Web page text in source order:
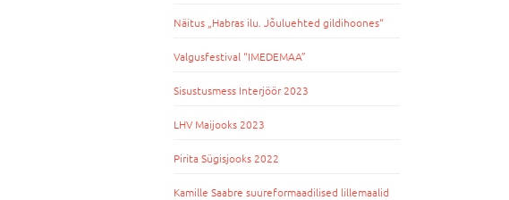
Näitus „Habras ilu. Jõuluehted gildihoones“
Valgusfestival “IMEDEMAA”
Sisustusmess Interjöör 2023
LHV Maijooks 2023
Pirita Sügisjooks 2022
Kamille Saabre suureformaadilised lillemaalid